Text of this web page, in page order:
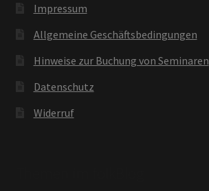
Impressum
Allgemeine Geschäftsbedingungen
Hinweise zur Buchung von Seminaren
Datenschutz
Widerruf